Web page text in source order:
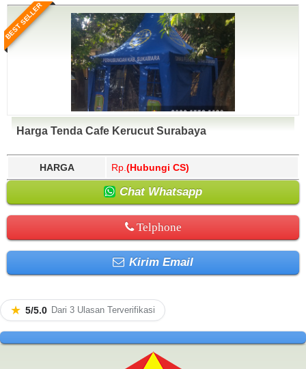
BEST SELLER
Harga Tenda Cafe Kerucut Surabaya
HARGA Rp. (Hubungi CS)
Chat Whatsapp
Telphone
Kirim Email
★ 5/5.0 Dari 3 Ulasan Terverifikasi